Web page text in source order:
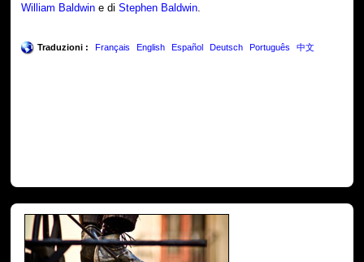
William Baldwin e diStephen Baldwin.
Traduzioni : Français English Español Deutsch Português 中文